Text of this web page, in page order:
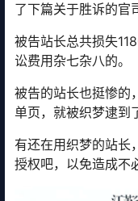
了下篇关于胜诉的官
被告站长总共损失
讼费用杂七杂八的。
被告的站长也挺惨的
单页，就被织梦逮到
有还在用织梦的站长
授权吧，以免造成不